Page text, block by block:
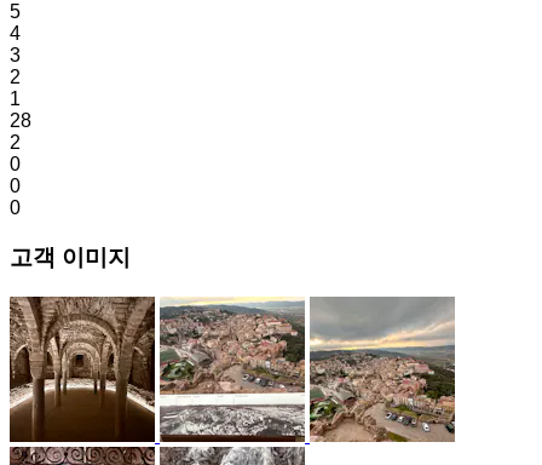
5
4
3
2
1
28
2
0
0
0
고객 이미지